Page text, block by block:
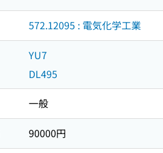
572.12095 : 電気化学工業
YU7
DL495
一般
90000円